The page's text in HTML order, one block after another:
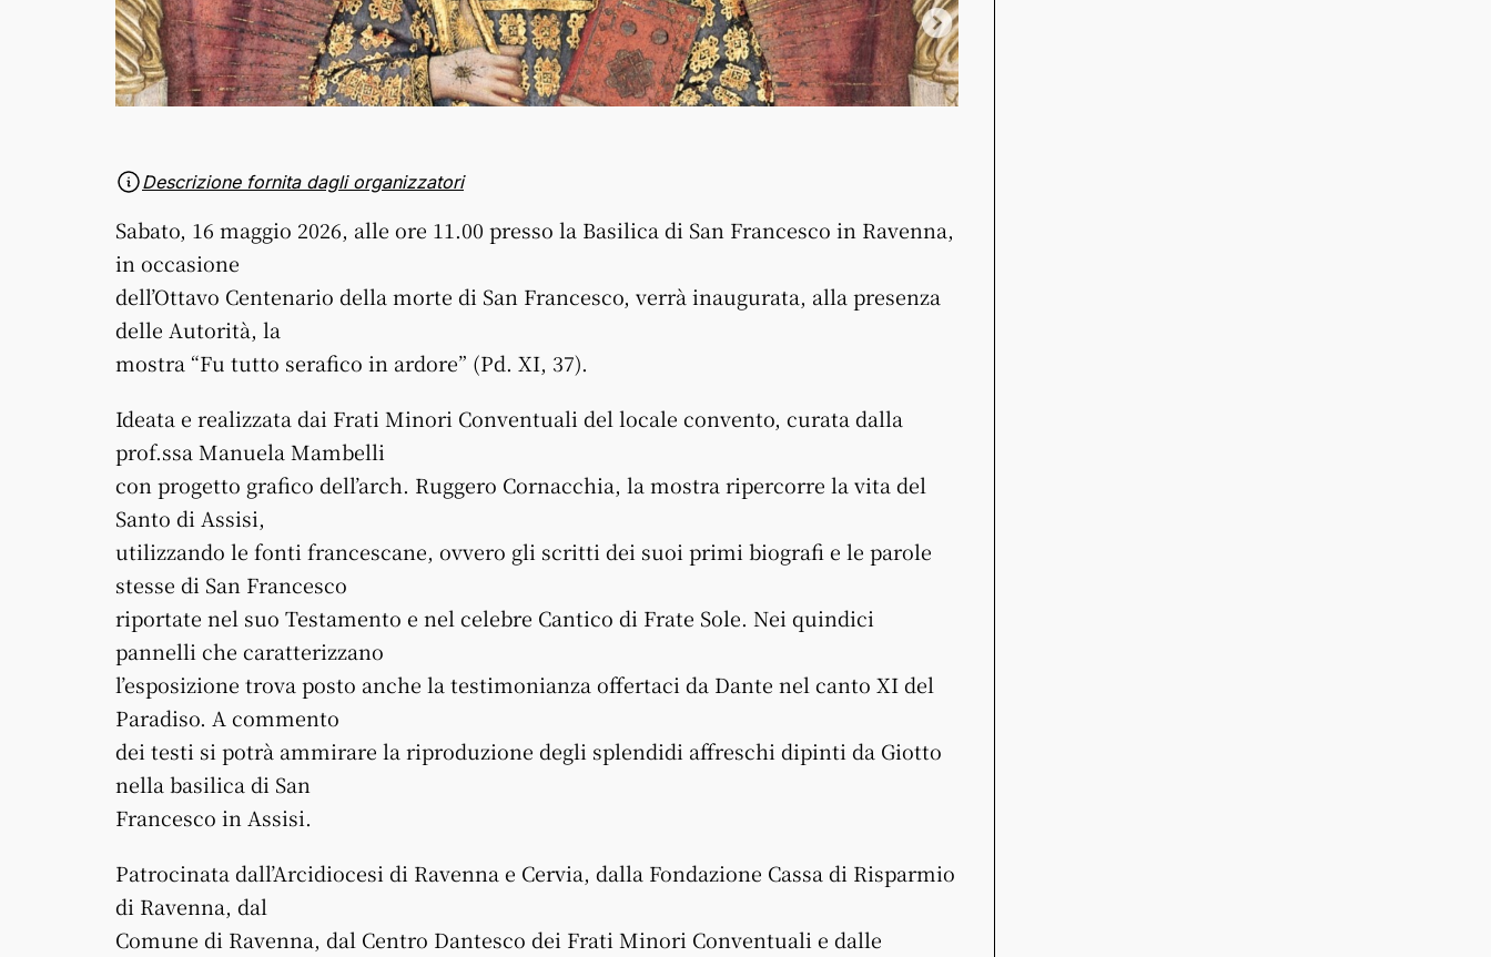
Descrizione fornita dagli organizzatori
Sabato, 16 maggio 2026, alle ore 11.00 presso la Basilica di San Francesco in Ravenna,
in occasione
dell’Ottavo Centenario della morte di San Francesco, verrà inaugurata, alla presenza
delle Autorità, la
mostra “Fu tutto serafico in ardore” (Pd. XI, 37).
Ideata e realizzata dai Frati Minori Conventuali del locale convento, curata dalla
prof.ssa Manuela Mambelli
con progetto grafico dell’arch. Ruggero Cornacchia, la mostra ripercorre la vita del
Santo di Assisi,
utilizzando le fonti francescane, ovvero gli scritti dei suoi primi biografi e le parole
stesse di San Francesco
riportate nel suo Testamento e nel celebre Cantico di Frate Sole. Nei quindici
pannelli che caratterizzano
l’esposizione trova posto anche la testimonianza offertaci da Dante nel canto XI del
Paradiso. A commento
dei testi si potrà ammirare la riproduzione degli splendidi affreschi dipinti da Giotto
nella basilica di San
Francesco in Assisi.
Patrocinata dall’Arcidiocesi di Ravenna e Cervia, dalla Fondazione Cassa di Risparmio
di Ravenna, dal
Comune di Ravenna, dal Centro Dantesco dei Frati Minori Conventuali e dalle